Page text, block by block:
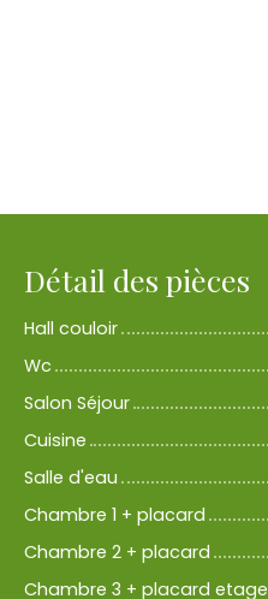
Détail des pièces
Hall couloir
Wc
Salon Séjour
Cuisine
Salle d'eau
Chambre 1 + placard
Chambre 2 + placard
Chambre 3 + placard etage